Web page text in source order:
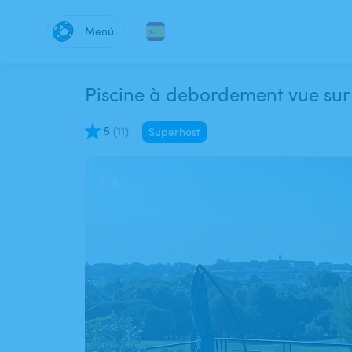
Menú
Piscine à debordement vue
5 (11) Superhost